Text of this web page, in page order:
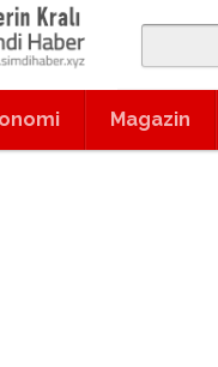
Magazin